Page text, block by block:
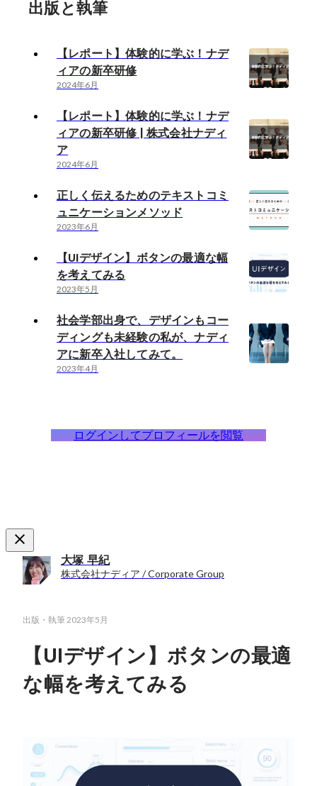
出版と執筆
【レポート】体験的に学ぶ！ナデ
ィアの新卒研修
2024年6月
【レポート】体験的に学ぶ！ナデ
ィアの新卒研修 | 株式会社ナディ
ア
2024年6月
正しく伝えるためのテキストコミ
ュニケーションメソッド
2023年6月
【UIデザイン】ボタンの最適な幅
を考えてみる
2023年5月
社会学部出身で、デザインもコー
ディングも未経験の私が、ナディ
アに新卒入社してみて。
2023年4月
ログインしてプロフィールを閲覧
大塚 早紀
株式会社ナディア / Corporate Group
出版・執筆 2023年5月
【UIデザイン】ボタンの最適
な幅を考えてみる